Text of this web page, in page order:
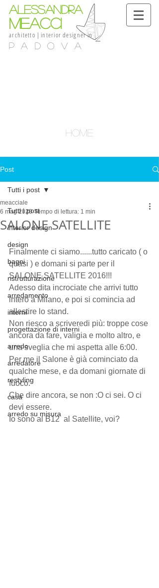
alessandra
meacci
architetto | interior designerin
Padova
home
Post
Tutti i post
interior design
design
bagni
ristrutturazione
arredamento
interni
progettazione di interni
arredo
arredatore
restyling
casa
arredo su misura
Tutti i post
SALONE SATELLITE
meacciale
6 mag 2020 Tempo di lettura: 1 min
Finalmente ci siamo......tutto caricato ( o
quasi ) e domani si parte per il
SALONE SATELLITE 2016!!!
Adesso dita incrociate che arrivi tutto
intero a Milano, e poi si comincia ad
allestire lo stand.
Non riesco a scriveredi più: troppe cose
ancora da fare, valigia e molto altro, e
una sveglia che mi aspetta alle 6:00.
Per me il Salone è già cominciato da
qualche mese, e da domani giornate di
fuoco.
Che dire ancora, se non :O ci sei. O ci
devi essere.
Io sono al B12  al Satellite, voi?